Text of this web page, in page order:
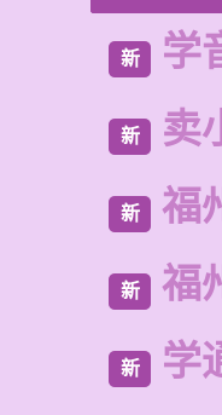
新 学
新 卖
新 福
新 福
新 学